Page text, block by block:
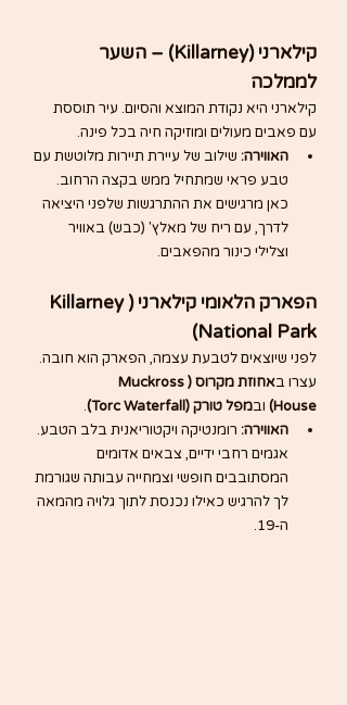
קילארני (Killarney) – השער
לממלכה
קילארני היא נקודת המוצא והסיום. עיר תוססת
עם פאבים מעולים ומוזיקה חיה בכל פינה.
האווירה: שילוב של עיירת תיירות מלוטשת עם
טבע פראי שמתחיל ממש בקצה הרחוב.
כאן מרגישים את ההתרגשות שלפני היציאה
לדרך, עם ריח של מאלץ' (כבש) באוויר
וצלילי כינור מהפאבים.
הפארק הלאומי קילארני (Killarney
National Park)
לפני שיוצאים לטבעת עצמה, הפארק הוא חובה.
עצרו ב
אחוזת מקרוס (Muckross
House) ובמפל טורק (Torc Waterfall)
.
האווירה: רומנטיקה ויקטוריאנית בלב הטבע.
אגמים רחבי ידיים, צבאים אדומים
המסתובבים חופשי וצמחייה עבותה שגורמת
לך להרגיש כאילו נכנסת לתוך גלויה מהמאה
ה-19.